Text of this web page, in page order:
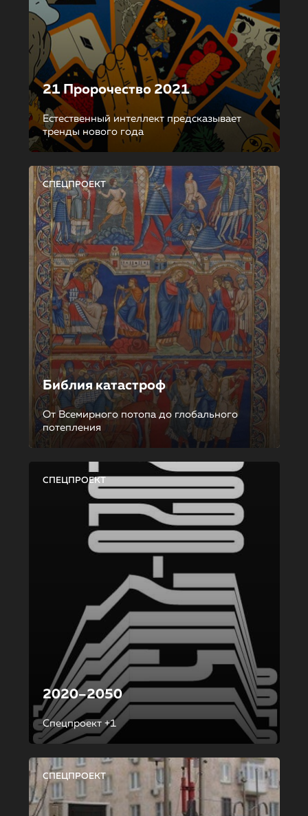
21 Пророчество 2021
Естественный интеллект предсказывает
тренды нового года
СПЕЦПРОЕКТ
Библия катастроф
От Всемирного потопа до глобального
потепления
СПЕЦПРОЕКТ
2020–2050
Спецпроект +1
СПЕЦПРОЕКТ